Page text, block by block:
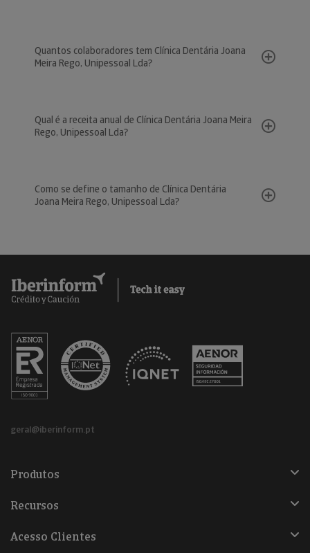
Quantos colaboradores tem Clínica Dentária Joana
Meira Rego, Unipessoal Lda?
Qual é a receita anual de Clínica Dentária Joana Meira
Rego, Unipessoal Lda?
Como se define o tamanho de Clínica Dentária
Joana Meira Rego, Unipessoal Lda?
geral@iberinform.pt
Produtos
Recursos
Acesso Clientes